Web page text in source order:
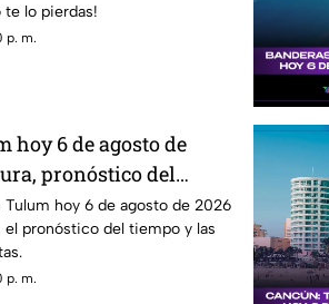
te lo pierdas!
p. m.
hoy 6 de agosto de
pronóstico del
térmica
hoy 6 de agosto de 2026
pronóstico del tiempo y las
p. m.